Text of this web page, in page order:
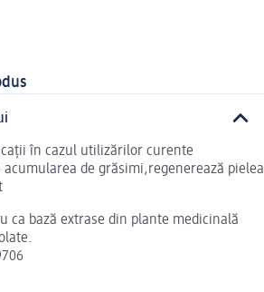
în cazul utilizărilor curente
acumularea de grăsimi,regenerează pielea
ca bază extrase din plante medicinală